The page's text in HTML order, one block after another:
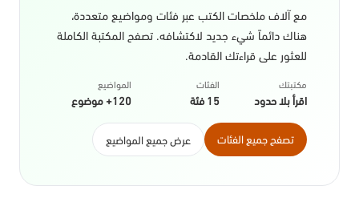
مع آلاف ملخصات الكتب عبر فئات ومواضيع متعددة،
هناك دائماً شيء جديد لاكتشافه. تصفح المكتبة الكاملة
للعثور على قراءتك القادمة.
مكتبتك
اقرأ بلا حدود
الفئات
15 فئة
المواضيع
120+ موضوع
تصفح جميع الفئات عرض جميع المواضيع